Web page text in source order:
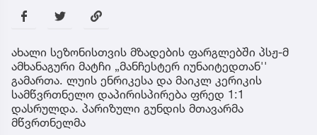
ახალი სეზონისთვის მზადების ფარგლებში პსჟ-მ
ამხანაგური მატჩი „მანჩესტერ იუნაიტედთან''
გამართა. ლუის ენრიკესა და მაიკლ კერიკის
სამწვრთნელო დაპირისპირება ფრედ 1:1
დასრულდა. პარიზული გუნდის მთავარმა
მწვრთნელმა